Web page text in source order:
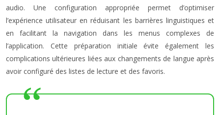
audio. Une configuration appropriée permet d’optimiser
l’expérience utilisateur en réduisant les barrières linguistiques et
en facilitant la navigation dans les menus complexes de
l’application. Cette préparation initiale évite également les
complications ultérieures liées aux changements de langue après
avoir configuré des listes de lecture et des favoris.